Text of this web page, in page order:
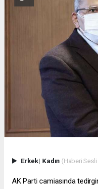
Erkek| Kadın (Haberi
AK Parti camiasında